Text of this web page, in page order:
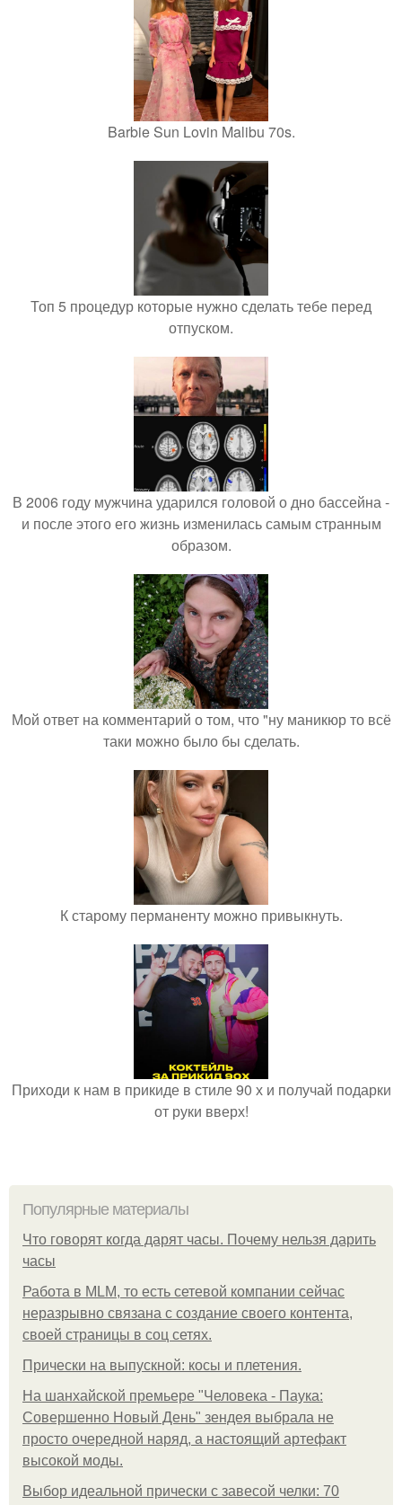
Barbie Sun Lovin Malibu 70s.
Топ 5 процедур которые нужно сделать тебе перед
отпуском.
В 2006 году мужчина ударился головой о дно бассейна -
и после этого его жизнь изменилась самым странным
образом.
Мой ответ на комментарий о том, что "ну маникюр то всё
таки можно было бы сделать.
К старому перманенту можно привыкнуть.
Приходи к нам в прикиде в стиле 90 х и получай подарки
от руки вверх!
Популярные материалы
Что говорят когда дарят часы. Почему нельзя дарить
часы
Работа в MLM, то есть сетевой компании сейчас
неразрывно связана с создание своего контента,
своей страницы в соц сетях.
Прически на выпускной: косы и плетения.
На шанхайской премьере "Человека - Паука:
Совершенно Новый День" зендея выбрала не
просто очередной наряд, а настоящий артефакт
высокой моды.
Выбор идеальной прически с завесой челки: 70